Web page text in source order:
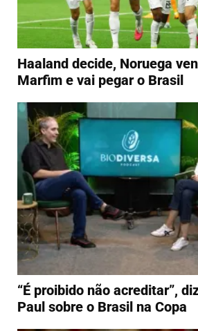
Haaland decide, Noruega
Marfim e vai pegar o Brasil
“É proibido não acreditar”,
Paul sobre o Brasil na Copa